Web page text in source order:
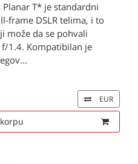
T* je standardni
frame DSLR telima, i to
može da se pohvali
1.4. Kompatibilan je
EUR